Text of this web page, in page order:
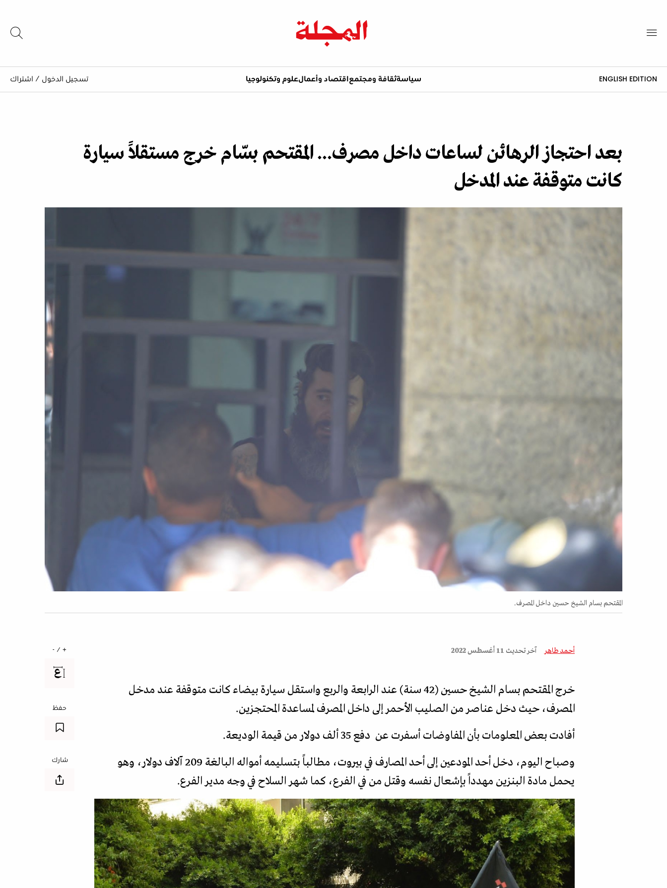
ENGLISH EDITION سياسةثقافة ومجتمع اقتصاد وأعمالعلوم وتكنولوجيا تسجيل الدخول / اشتراك
بعد احتجاز الرهائن لساعات داخل مصرف... المقتحم بسّام خرج مستقلاً سيارة
كانت متوقفة عند المدخل
المقتحم بسام الشيخ حسين داخل المصرف.
أحمد طاهر آخر تحديث 11 أغسطس 2022
خرج المقتحم بسام الشيخ حسين (42 سنة) عند الرابعة والربع واستقل سيارة بيضاء كانت متوقفة عند مدخل
المصرف، حيث دخل عناصر من الصليب الأحمر إلى داخل المصرف لمساعدة المحتجزين.
أفادت بعض المعلومات بأن المفاوضات أسفرت عن دفع 35 ألف دولار من قيمة الوديعة.
وصباح اليوم، دخل أحد المودعين إلى أحد المصارف في بيروت، مطالباً بتسليمه أمواله البالغة 209 آلاف دولار، وهو
يحمل مادة البنزين مهدداً بإشعال نفسه وقتل من في الفرع، كما شهر السلاح في وجه مدير الفرع.
+ / -
حفظ
شارك